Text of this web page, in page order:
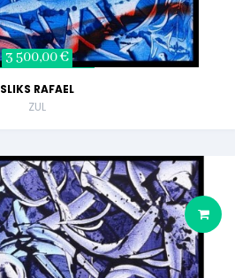
3 500,00 €
SLIKS RAFAEL
ZUL